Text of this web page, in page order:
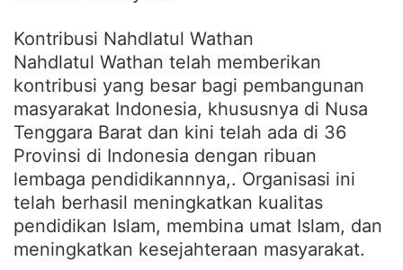
Kontribusi Nahdlatul Wathan
Nahdlatul Wathan telah memberikan
kontribusi yang besar bagi pembangunan
masyarakat Indonesia, khususnya di Nusa
Tenggara Barat dan kini telah ada di 36
Provinsi di Indonesia dengan ribuan
lembaga pendidikannnya,. Organisasi ini
telah berhasil meningkatkan kualitas
pendidikan Islam, membina umat Islam, dan
meningkatkan kesejahteraan masyarakat.